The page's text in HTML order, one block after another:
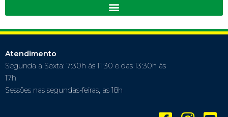
Atendimento
Segunda a Sexta: 7:30h às 11:30 e das 13:30h às
17h
Sessões nas segundas-feiras, as 18h